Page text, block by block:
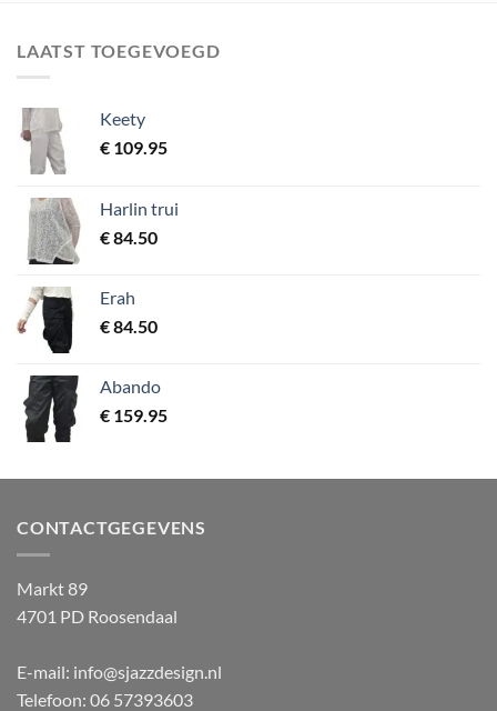
LAATST TOEGEVOEGD
Keety
€ 109.95
Harlin trui
€84.50
Erah
€84.50
Abando
€ 159.95
CONTACTGEGEVENS
Markt 89
4701 PD Roosendaal
E-mail: info@sjazzdesign.nl
Telefoon: 06 57393603